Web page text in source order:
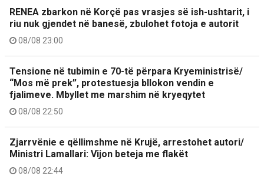
RENEA zbarkon në Korçë pas vrasjes së ish-ushtarit, i
riu nuk gjendet në banesë, zbulohet fotoja e autorit
08/08 23:00
Tensione në tubimin e 70-të përpara Kryeministrisë/
“Mos më prek”, protestuesja bllokon vendin e
fjalimeve. Mbyllet me marshim në kryeqytet
08/08 22:50
Zjarrvënie e qëllimshme në Krujë, arrestohet autori/
Ministri Lamallari: Vijon beteja me flakët
08/08 22:44